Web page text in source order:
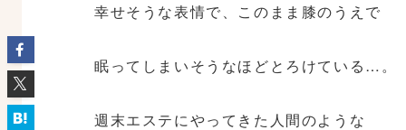
幸せそうな表情で、このまま膝のうえで
眠ってしまいそうなほどとろけている…。
週末エステにやってきた人間のような